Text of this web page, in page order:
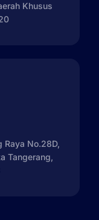
Khusus
Raya No.28D,
Tangerang,